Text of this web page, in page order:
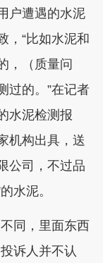
遭遇的水泥
，“比如水泥和
，（质量问
过的。”在记者
水泥检测报
机构出具，送
公司，不过品
水泥。
同，里面东西
诉人并不认